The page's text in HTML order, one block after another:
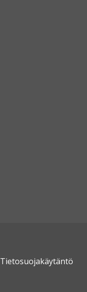
Tietosuojakäytäntö